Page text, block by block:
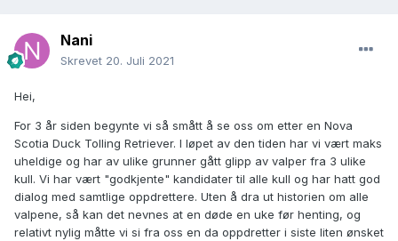
Nani
Skrevet 20. Juli 2021
Hei,
For 3 år siden begynte vi så smått å se oss om etter en Nova
Scotia Duck Tolling Retriever. I løpet av den tiden har vi vært maks
uheldige og har av ulike grunner gått glipp av valper fra 3 ulike
kull. Vi har vært "godkjente" kandidater til alle kull og har hatt god
dialog med samtlige oppdrettere. Uten å dra ut historien om alle
valpene, så kan det nevnes at en døde en uke før henting, og
relativt nylig måtte vi si fra oss en da oppdretter i siste liten ønsket